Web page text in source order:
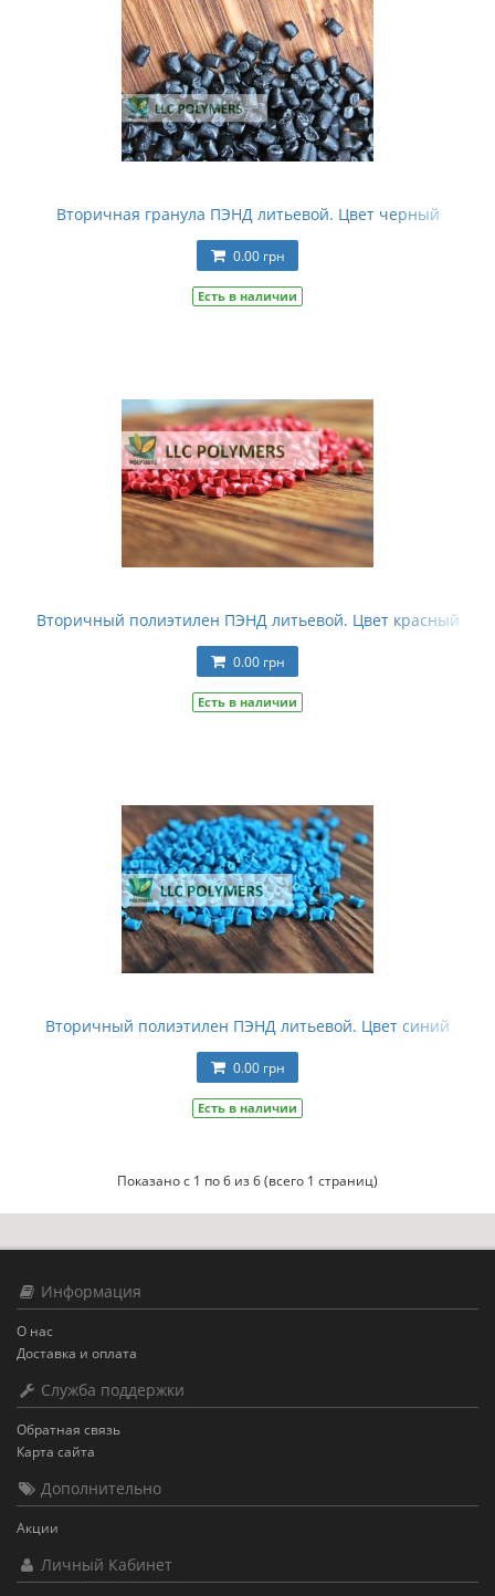
Вторичная гранула ПЭНД литьевой. Цвет черный
0.00 грн
Есть в наличии
Вторичный полиэтилен ПЭНД литьевой. Цвет красный
0.00 грн
Есть в наличии
Вторичный полиэтилен ПЭНД литьевой. Цвет синий
0.00 грн
Есть в наличии
Показано с 1 по 6 из 6 (всего 1 страниц)
Информация
О нас
Доставка и оплата
Служба поддержки
Обратная связь
Карта сайта
Дополнительно
Акции
Личный Кабинет